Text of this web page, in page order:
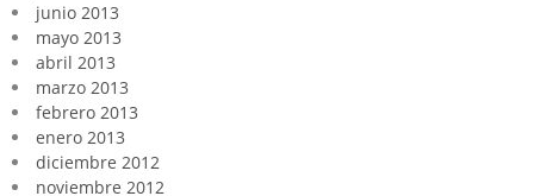
junio 2013
mayo 2013
abril 2013
marzo 2013
febrero 2013
enero 2013
diciembre 2012
noviembre 2012